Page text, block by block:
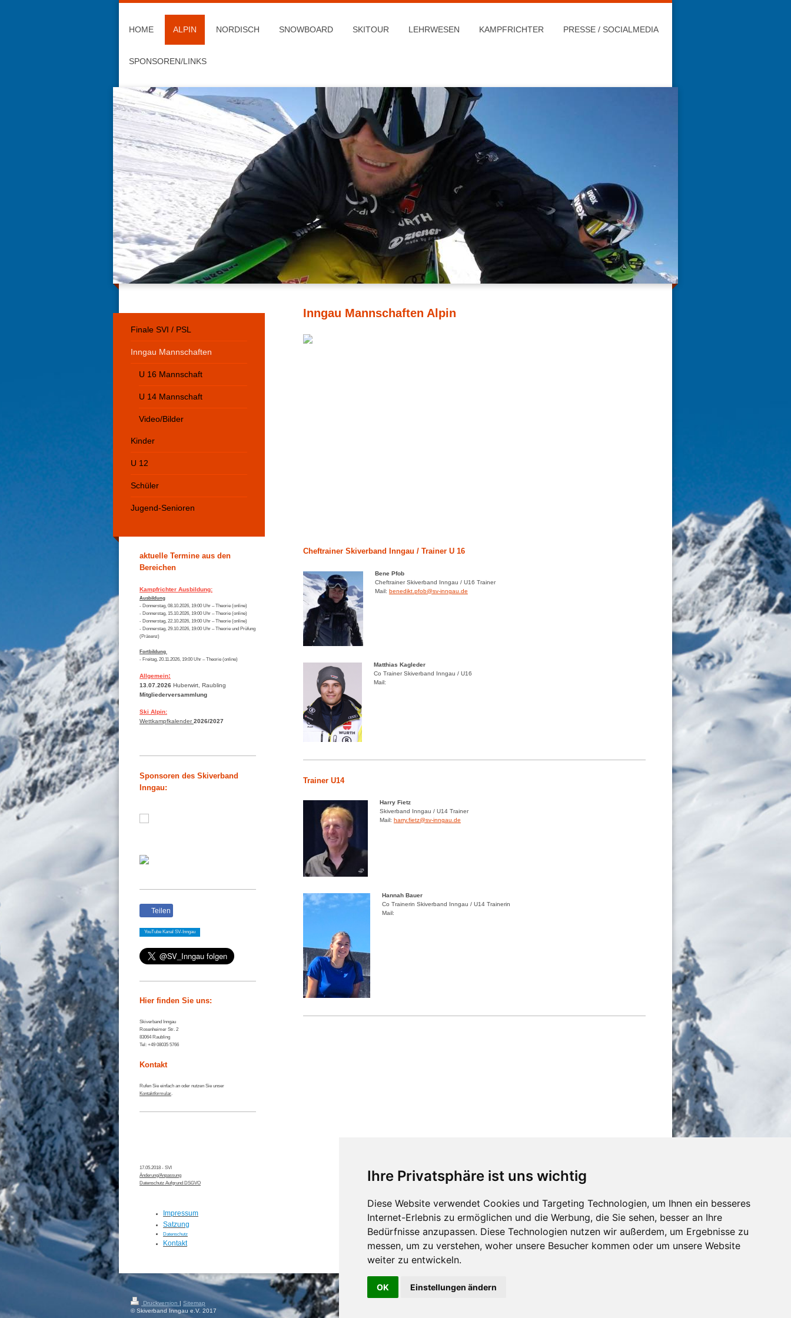
Ihre Privatsphäre ist uns wichtig
Diese Website verwendet Cookies und Targeting Technologien, um Ihnen ein besseres
Internet-Erlebnis zu ermöglichen und die Werbung, die Sie sehen, besser an Ihre
Bedürfnisse anzupassen. Diese Technologien nutzen wir außerdem, um Ergebnisse zu
messen, um zu verstehen, woher unsere Besucher kommen oder um unsere Website
weiter zu entwickeln.
OK Einstellungen ändern
HOME ALPIN NORDISCH SNOWBOARD SKITOUR LEHRWESEN KAMPFRICHTER PRESSE / SOCIALMEDIA
SPONSOREN/LINKS
Inngau Mannschaften Alpin
Cheftrainer Skiverband Inngau / Trainer U 16
Bene Pfob
Cheftrainer Skiverband Inngau / U16 Trainer
Mail: benedikt.pfob@sv-inngau.de
Matthias Kagleder
Co Trainer Skiverband Inngau / U16
Mail:
Trainer U14
Harry Fietz
Skiverband Inngau / U14 Trainer
Mail: harry.fietz@sv-inngau.de
Hannah Bauer
Co Trainerin Skiverband Inngau / U14 Trainerin
Mail:
Finale SVI / PSL
Inngau Mannschaften
U 16 Mannschaft
U 14 Mannschaft
Video/Bilder
Kinder
U 12
Schüler
Jugend-Senioren
aktuelle Termine aus den
Bereichen
Kampfrichter Ausbildung:
Ausbildung
- Donnerstag, 08.10.2026, 19:00 Uhr – Theorie (online)
- Donnerstag, 15.10.2026, 19:00 Uhr – Theorie (online)
- Donnerstag, 22.10.2026, 19:00 Uhr – Theorie (online)
- Donnerstag, 29.10.2026, 19:00 Uhr – Theorie und Prüfung
(Präsenz)
Fortbildung
- Freitag, 20.11.2026, 19:00 Uhr – Theorie (online)
Allgemein:
13.07.2026 Huberwirt, Raubling
Mitgliederversammlung
Ski Alpin:
Wettkampfkalender 2026/2027
Sponsoren des Skiverband
Inngau:
Teilen
YouTube Kanal SV-Inngau
Hier finden Sie uns:
Skiverband Inngau
Rosenheimer Str. 2
83064 Raubling
Tel: +49 08035 5766
Kontakt
Rufen Sie einfach an oder nutzen Sie unser
Kontaktformular
17.05.2018 - SVI
Änderung/Anpassung
Datenschutz Aufgrund DSGVO
Impressum
Satzung
Datenschutz
Kontakt
Druckversion | Sitemap
© Skiverband Inngau e.V. 2017